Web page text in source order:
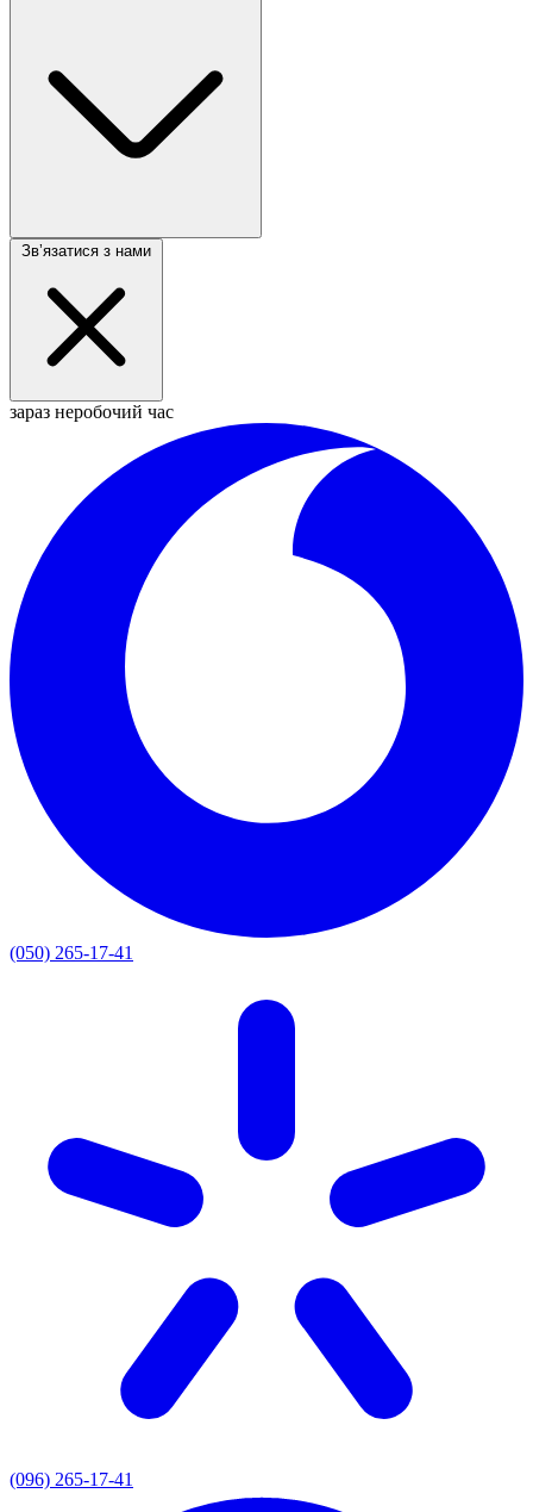
Звʼязатися з нами
зараз неробочий час
(050) 265-17-41
(096) 265-17-41